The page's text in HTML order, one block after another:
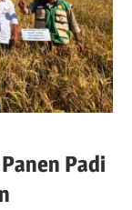
Padi